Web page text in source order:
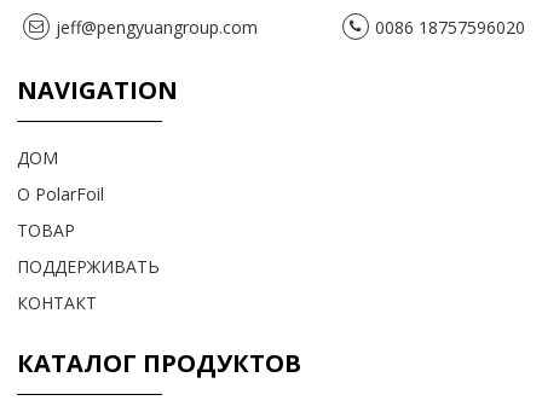
jeff@pengyuangroup.com 0086 18757596020
NAVIGATION
ДОМ
О PolarFoil
ТОВАР
ПОДДЕРЖИВАТЬ
КОНТАКТ
КАТАЛОГ ПРОДУКТОВ